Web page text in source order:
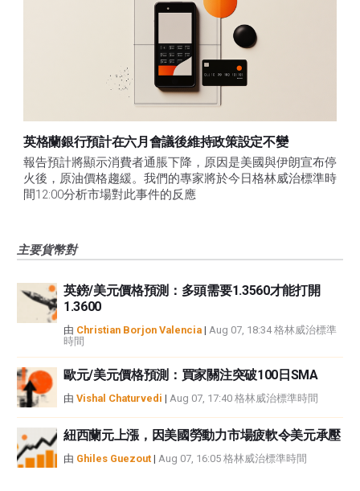
英格蘭銀行預計在六月會議後維持政策設定不變
報告預計將顯示消費者通脹下降，原因是美國與伊朗宣布停
火後，原油價格趨緩。我們的專家將於今日格林威治標準時
間12:00分析市場對此事件的反應
主要貨幣對
英鎊/美元價格預測：多頭需要1.3560才能打開
1.3600
由 Christian Borjon Valencia | Aug 07, 18:34 格林威治標準
時間
歐元/美元價格預測：買家關注突破100日SMA
由 Vishal Chaturvedi | Aug 07, 17:40 格林威治標準時間
紐西蘭元上漲，因美國勞動力市場疲軟令美元承壓
由 Ghiles Guezout | Aug 07, 16:05 格林威治標準時間